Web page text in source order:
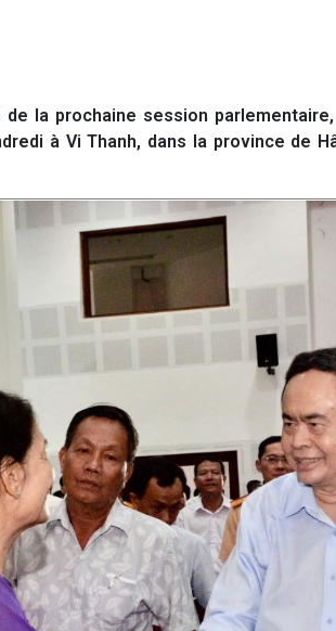
de la prochaine session
à Vi Thanh, dans la province de